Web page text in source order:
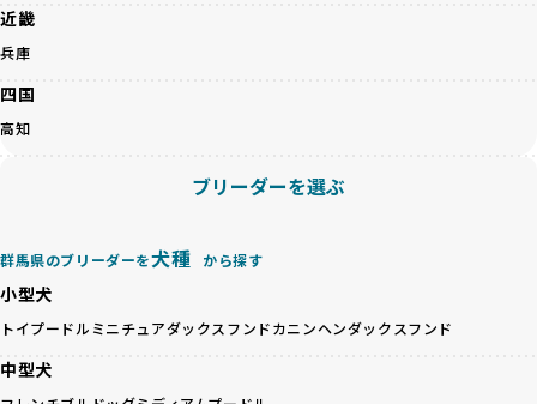
「BreederFamilesのワンちゃんに優しい18の評価基準」は
こちら
BreederFamiliesでは、すべてのブリーダーを書類審査、直
接のヒアリング、現地確認を通じて厳しく評価しています。
さらに、こうした評価結果は透明性を持って公開されている
徹底した透明性こそが、BreederFamiliesの大きな特徴で
す。
量販売、負担の大きい流通構造、劣悪な飼育環境といった課
題に真摯に向き合っています。優良ブリーダーとの直接取引
ペットショップやペットオークションは、流通過程でワンち
られるなど、心身に大きな負担がかかります。このような環
境は、ストレスや感染リスクを増大させるだけでなく、ワン
があります。
ペットショップやオークションを介さずに直接飼い主に渡す
接の引き渡しを基本とします。
一方で、営利優先ブリーダーは、広範囲に販売するためにペ
ットショップやオークションを活用し、子犬の心身への影響
を軽視しがちです。
「ペットショップ等を使わない」の詳細はこちら
近畿
兵庫
四国
高知
ブリーダーを選ぶ
群馬県のブリーダーを犬種 から探す
小型犬
トイプードル ミニチュアダックスフンドカニンヘンダックスフンド
中型犬